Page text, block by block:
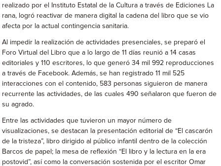
realizado por el Instituto Estatal de la Cultura a través de Ediciones La
rana, logró reactivar de manera digital la cadena del libro que se vio
afecta por la actual contingencia sanitaria.
Al impedir la realización de actividades presenciales, se preparó el
Foro Virtual del Libro que a lo largo de 11 días reunió a 14 casas
editoriales y 110 escritores, lo que generó 34 mil 992 reproducciones
a través de Facebook. Además, se han registrado 11 mil 525
interacciones con el contenido, 583 personas siguieron de manera
recurrente las actividades, de las cuales 490 señalaron que fueron de
su agrado.
Entre las actividades que tuvieron un mayor número de
visualizaciones, se destacan la presentación editorial de “El cascarón
de la tristeza”, libro dirigido al público infantil dentro de la colección
Barcos de papel; la mesa de reflexión “El libro y la lectura en la era
postovid”, así como la conversación sostenida por el escritor Omar